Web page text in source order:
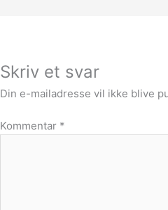
Skriv et svar
Din e-mailadresse vil ikke blive
Kommentar *